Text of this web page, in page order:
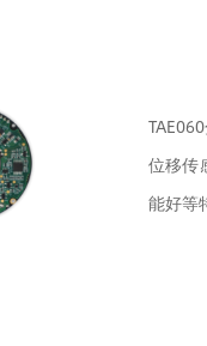
位移传
能好等